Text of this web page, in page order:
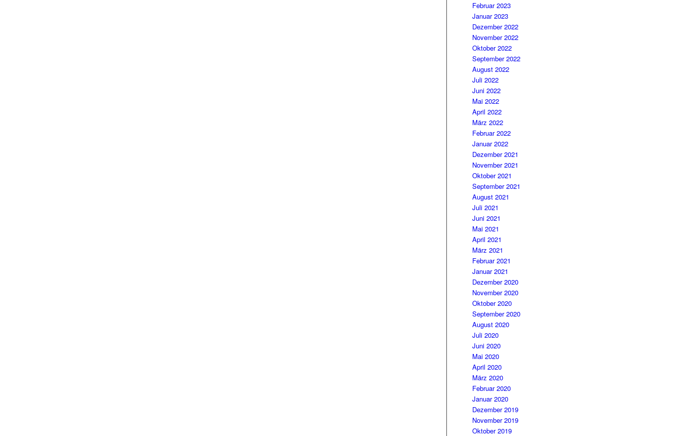
Februar 2023
Januar 2023
Dezember 2022
November 2022
Oktober 2022
September 2022
August 2022
Juli 2022
Juni 2022
Mai 2022
April 2022
März 2022
Februar 2022
Januar 2022
Dezember 2021
November 2021
Oktober 2021
September 2021
August 2021
Juli 2021
Juni 2021
Mai 2021
April 2021
März 2021
Februar 2021
Januar 2021
Dezember 2020
November 2020
Oktober 2020
September 2020
August 2020
Juli 2020
Juni 2020
Mai 2020
April 2020
März 2020
Februar 2020
Januar 2020
Dezember 2019
November 2019
Oktober 2019